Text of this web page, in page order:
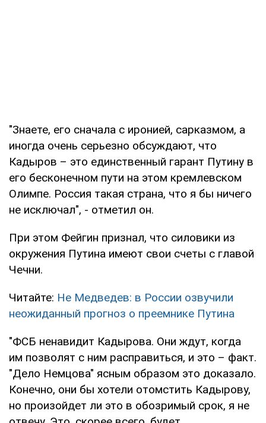
"Знаете, его сначала с иронией, сарказмом, а
иногда очень серьезно обсуждают, что
Кадыров – это единственный гарант Путину в
его бесконечном пути на этом кремлевском
Олимпе. Россия такая страна, что я бы ничего
не исключал", - отметил он.
При этом Фейгин признал, что силовики из
окружения Путина имеют свои счеты с главой
Чечни.
Читайте: Не Медведев: в России озвучили
неожиданный прогноз о преемнике Путина
"ФСБ ненавидит Кадырова. Они ждут, когда
им позволят с ним расправиться, и это – факт.
"Дело Немцова" ясным образом это доказало.
Конечно, они бы хотели отомстить Кадырову,
но произойдет ли это в обозримый срок, я не